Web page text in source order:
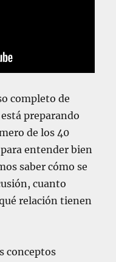
completo de
preparando
de los 40
entender bien
saber cómo se
cuanto
relación tienen
conceptos